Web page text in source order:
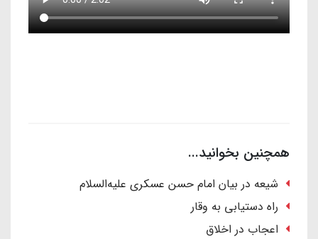
همچنین بخوانید...
شیعه در بیان امام حسن عسکری علیه‌السلام
راه دستیابی به وقار
اعجاب در اخلاق